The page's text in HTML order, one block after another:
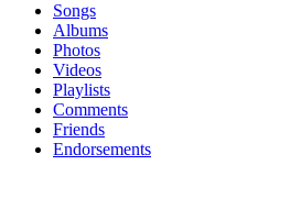
Songs
Albums
Photos
Videos
Playlists
Comments
Friends
Endorsements